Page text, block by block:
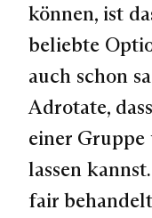
können, ist
beliebte
auch schon
Adrotate,
einer
lassen
fair